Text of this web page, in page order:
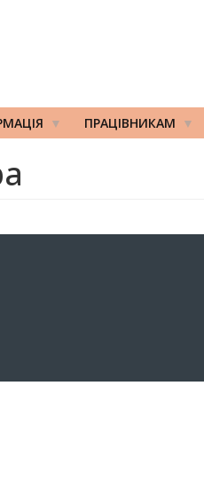
ПРАЦІВНИКАМ